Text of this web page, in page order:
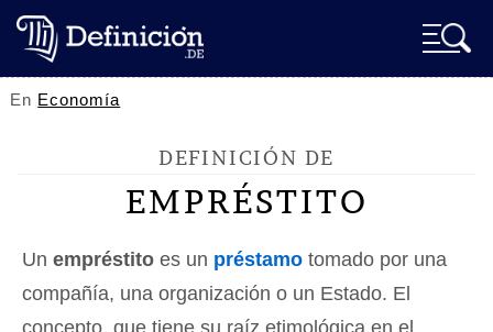
En Economía
DEFINICIÓN DE
EMPRÉSTITO
Un empréstito es un préstamo tomado por una
compañía, una organización o un Estado. El
concepto, que tiene su raíz etimológica en el